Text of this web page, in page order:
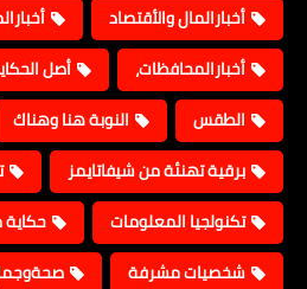
أخبارالمال والأقتصاد
أخبارالمحافظات،
أصل
الطقس
النوبة هنا وهناك
برقية تهنئة من شيفاتايمز
تكنولجيا المعلومات
شخصيات مشرفة